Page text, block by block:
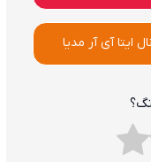
ایتا آی آر مدیا